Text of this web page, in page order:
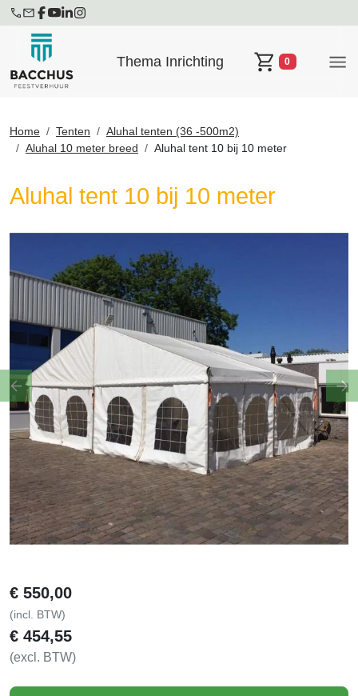
Thema Inrichting
Winkelwagen
0
Home Tenten
Aluhal tenten (36 -500m2)
Aluhal 10 meter breed
Aluhal tent 10 bij 10 meter
Aluhal tent 10 bij 10 meter
Previous
€ 550,00
(incl. BTW)
€ 454,55
(excl. BTW)